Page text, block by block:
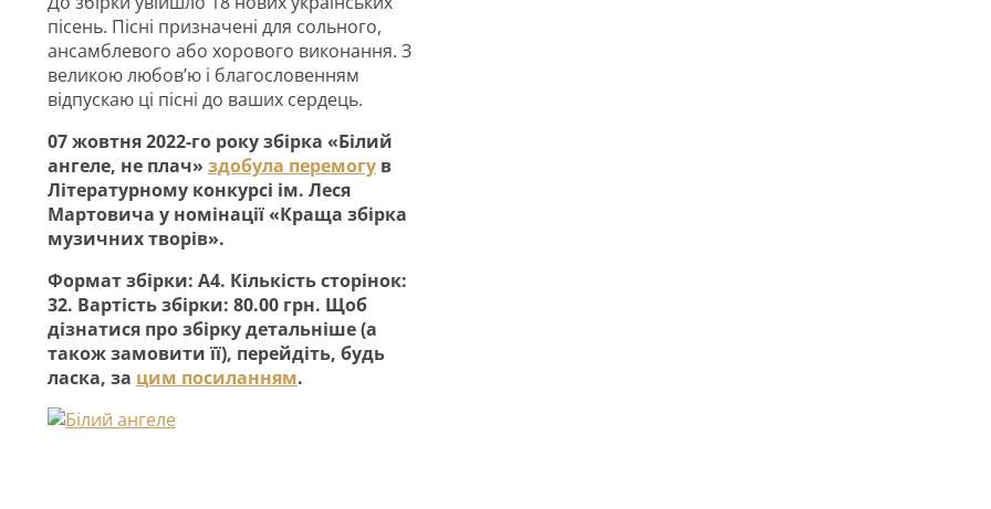
пісень. Пісні призначені для сольного,
ансамблевого або хорового виконання. З
великою любов’ю і благословенням
відпускаю ці пісні до ваших сердець.
07 жовтня 2022-го року збірка «Білий
ангеле, не плач» здобула перемогу в
Літературному конкурсі ім. Леся
Мартовича у номінації «Краща збірка
музичних творів».
Формат збірки: А4. Кількість сторінок:
32. Вартість збірки: 80.00 грн. Щоб
дізнатися про збірку детальніше (а
також замовити її), перейдіть, будь
ласка, за цим посиланням.